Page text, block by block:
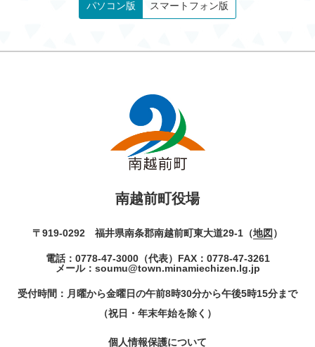
パソコン版 スマートフォン版
南越前町役場
〒919-0292 福井県南条郡南越前町東大道29-1（地図 ）
電話： 0778-47-3000（代表） FAX：0778-47-3261
メール： soumu@town.minamiechizen.lg.jp
受付時間：月曜から金曜日の午前8時30分から午後5時15分まで
（祝日・年末年始を除く）
個人情報保護について